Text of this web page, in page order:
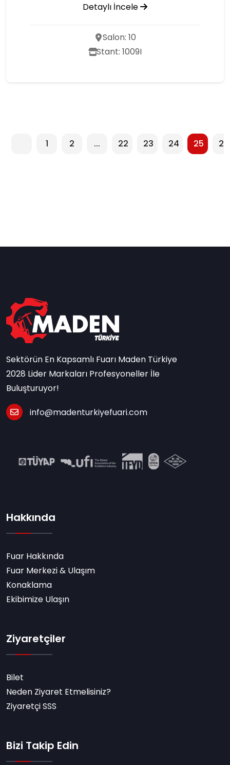
Detaylı İncele
Salon: 10
Stant: 1009I
1 2 ... 22 23 24 25 26
Sektörün En Kapsamlı Fuarı Maden Türkiye
2028 Lider Markaları Profesyoneller İle
Buluşturuyor!
info@madenturkiyefuari.com
Hakkında
Fuar Hakkında
Fuar Merkezi & Ulaşım
Konaklama
Ekibimize Ulaşın
Ziyaretçiler
Bilet
Neden Ziyaret Etmelisiniz?
Ziyaretçi SSS
Bizi Takip Edin